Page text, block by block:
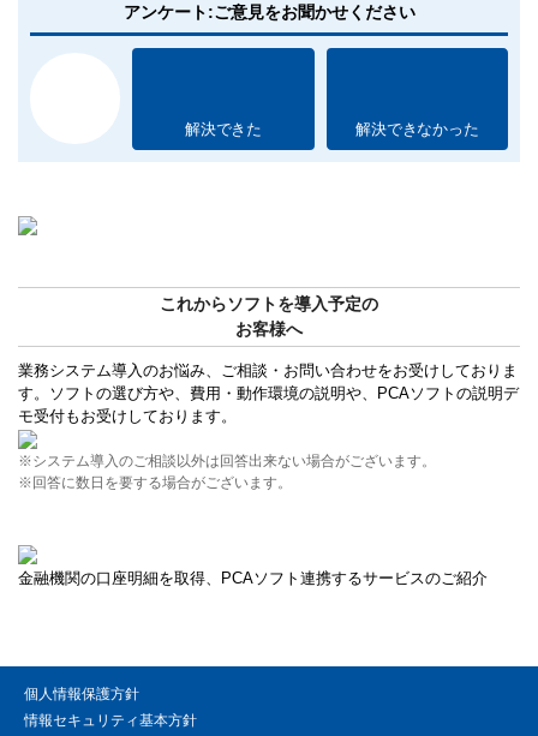
アンケート:ご意見をお聞かせください
解決できた 解決できなかった
これからソフトを導入予定の
お客様へ
業務システム導入のお悩み、ご相談・お問い合わせをお受けしておりま
す。ソフトの選び方や、費用・動作環境の説明や、PCAソフトの説明デ
モ受付もお受けしております。
※システム導入のご相談以外は回答出来ない場合がございます。
※回答に数日を要する場合がございます。
金融機関の口座明細を取得、PCAソフト連携するサービスのご紹介
個人情報保護方針
情報セキュリティ基本方針